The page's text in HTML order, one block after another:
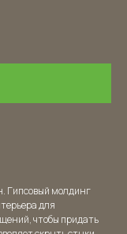
Гипсовый молдинг
для
чтобы придать